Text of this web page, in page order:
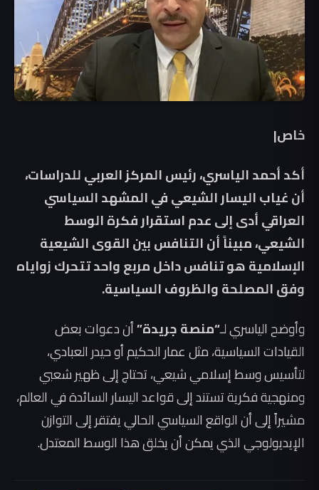
خاص|
أكد أحمد الياسري، رئيس المركز العربي للدراسات،
أن غياب اليسار الشيعي في المشهد السياسي
العراقي أدى إلى عدم استقرار فكرة الوسط
الشيعي، مبيناً أن التنافس بين القوى الشيعية
الإسلامية هو تنافس داخل مربع واحد تتحرك زواياه
وفق المصلحة والظروف السياسية.
وأوضح الياسري لـ“منصة جريدة”أن دعوات بعض
القيادات السياسية، مثل عمار الحكيم أو حيدر العبادي،
لتأسيس وسط إسلامي شيعي، تحتاج إلى ظهير شعبي
ومنهجية فكرية تستند إلى قواعد اليسار السائدة في العالم،
مشيراً إلى أن الواقع السياسي الحالي يفتقر إلى التوازن
الإيديولوجي الذي يمكن أن يخلق هذا الوسط المعتدل.